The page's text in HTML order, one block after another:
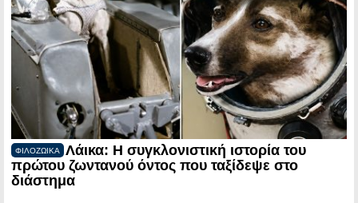
ΦΙΛΟΖΩΙΚΑ
Λάικα: Η συγκλονιστική ιστορία του
πρώτου ζωντανού όντος που ταξίδεψε στο
διάστημα